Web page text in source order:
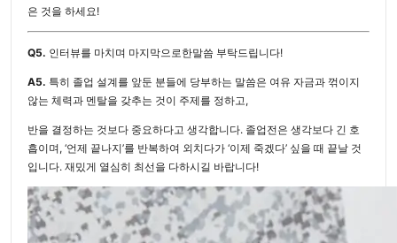
은 것을 하세요!
Q5. 인터뷰를 마치며 마지막으로한말씀 부탁드립니다!
A5. 특히 졸업 설계를 앞둔 분들에 당부하는 말씀은 여유 자금과 꺾이지
않는 체력과 멘탈을 갖추는 것이 주제를 정하고,
반을 결정하는 것보다 중요하다고 생각합니다. 졸업전은 생각보다 긴 호
흡이며, ‘언제 끝나지’를 반복하여 외치다가 ‘이제 죽겠다’ 싶을 때 끝날 것
입니다. 재밌게 열심히 최선을 다하시길 바랍니다!